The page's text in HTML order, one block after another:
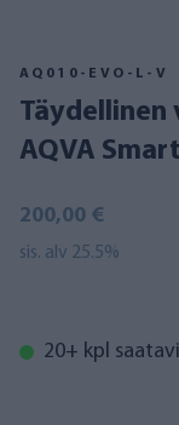
AQ010-EVO-L-V
Täydellinen vaihtosuodatinpaketti
AQVA
200,00 €
sis. alv 25.5%
20+ kpl